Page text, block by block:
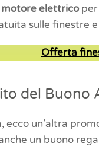
elettricoper
sulle finestre
Offerta
del Buono
ecco un’altra
un buono